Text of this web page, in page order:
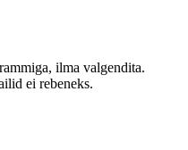
ilma valgendita.
ei rebeneks.